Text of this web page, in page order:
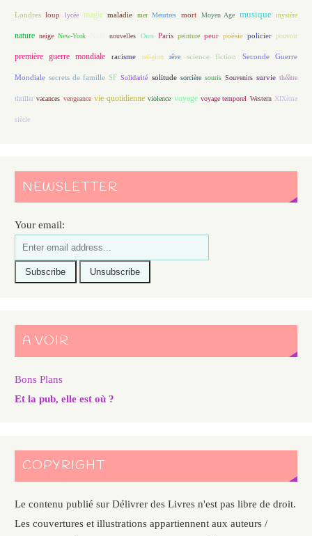
Londres loup lycée magie maladie mer Meurtres mort Moyen Age musique mystère
nature neige New-York nouvelles Ours Paris peinture peur poésie policier pouvoir
première guerre mondiale racisme religion rêve science fiction Seconde Guerre
Mondiale secrets de famille SF Solidarité solitude sorcière souris Souvenirs survie théâtre
thriller vacances vengeance vie quotidienne violence voyage voyage temporel Western XIXème
siècle
NEWSLETTER
Your email:
A VOIR
Bons Plans
Et la pub, elle est où ?
COPYRIGHT
Le contenu publié sur Délivrer des Livres n'est pas libre de droit.
Les couvertures et illustrations appartiennent aux auteurs /